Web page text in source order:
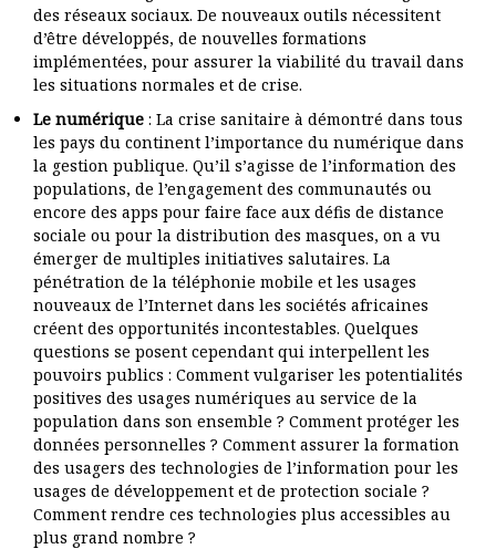
des réseaux sociaux. De nouveaux outils nécessitent
d’être développés, de nouvelles formations
implémentées, pour assurer la viabilité du travail dans
les situations normales et de crise.
Le numérique : La crise sanitaire à démontré dans tous
les pays du continent l’importance du numérique dans
la gestion publique. Qu’il s’agisse de l’information des
populations, de l’engagement des communautés ou
encore des apps pour faire face aux défis de distance
sociale ou pour la distribution des masques, on a vu
émerger de multiples initiatives salutaires. La
pénétration de la téléphonie mobile et les usages
nouveaux de l’Internet dans les sociétés africaines
créent des opportunités incontestables. Quelques
questions se posent cependant qui interpellent les
pouvoirs publics : Comment vulgariser les potentialités
positives des usages numériques au service de la
population dans son ensemble ? Comment protéger les
données personnelles ? Comment assurer la formation
des usagers des technologies de l’information pour les
usages de développement et de protection sociale ?
Comment rendre ces technologies plus accessibles au
plus grand nombre ?